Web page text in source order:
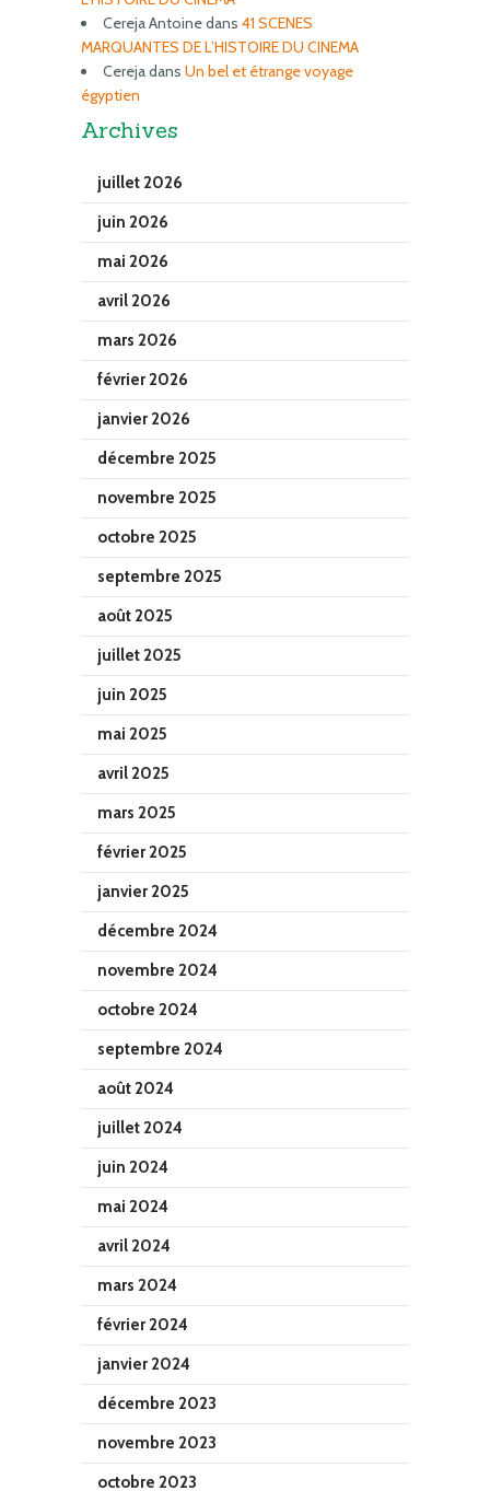
Cereja Antoinedans 41 SCENES
MARQUANTES DE L’HISTOIRE DU CINEMA
Cerejadans Un bel et étrange voyage
égyptien
Archives
juillet 2026
juin 2026
mai 2026
avril 2026
mars 2026
février 2026
janvier 2026
décembre 2025
novembre 2025
octobre 2025
septembre 2025
août 2025
juillet 2025
juin 2025
mai 2025
avril 2025
mars 2025
février 2025
janvier 2025
décembre 2024
novembre 2024
octobre 2024
septembre 2024
août 2024
juillet 2024
juin 2024
mai 2024
avril 2024
mars 2024
février 2024
janvier 2024
décembre 2023
novembre 2023
octobre 2023